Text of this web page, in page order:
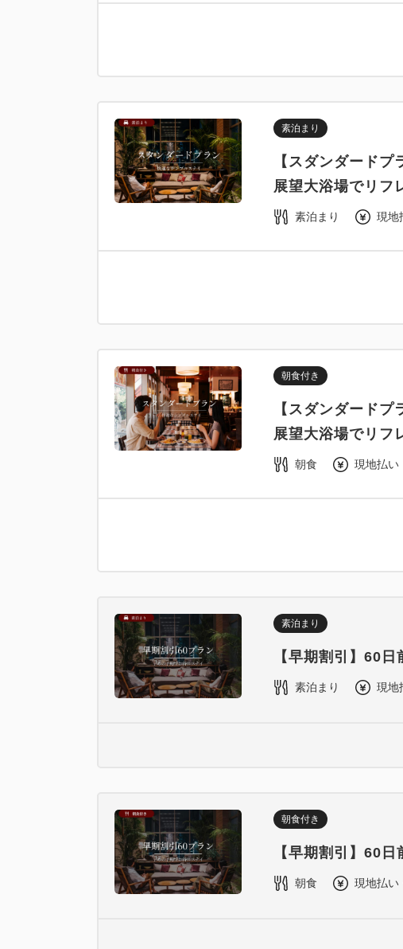
素泊まり
【スダンダード
展望大浴場でリフ
素泊まり 現地
朝食付き
【スダンダード
展望大浴場でリフ
朝食 現地払い
素泊まり
【早期割引】60
素泊まり 現地
朝食付き
【早期割引】60
朝食 現地払い